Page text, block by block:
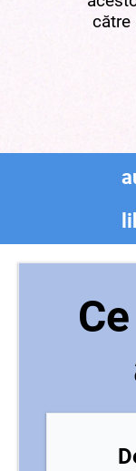
către